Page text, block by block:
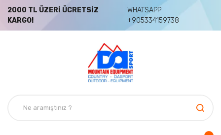
2000 TL ÜZERİ ÜCRETSİZ
KARGO!
WHATSAPP
+905334159738